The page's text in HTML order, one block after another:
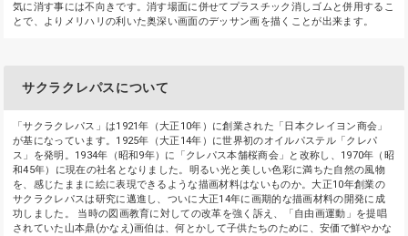
気に消す事には不向きです。消す場面に併せてプラスチック消しゴムと併用するこ
とで、よりメリハリの利いた奥深い画面のデッサン画を描くことが出来ます。
サクラクレパスについて
「サクラクレパス」は1921年（大正10年）に創業された「日本クレイヨン商会」
が基になっています。1925年（大正14年）に世界初のオイルパステル「クレパ
ス」を発明。1934年（昭和9年）に「クレパス本舗桜商会」と改称し、1970年（昭
和45年）に現在の社名となりました。明るい光と美しい色彩に満ちた自然の風物
を、感じたままに絵に表現できるような描画材料はないものか。大正10年創業の
サクラクレパスは研究に邁進し、ついに大正14年に画期的な描画材料の開発に成
功しました。 当時の図画教育に対しての改革を強く訴え、「自由画運動」を提唱
されていた山本鼎(かなえ)画伯は、何とかして子供たちのために、安価で鮮やかな